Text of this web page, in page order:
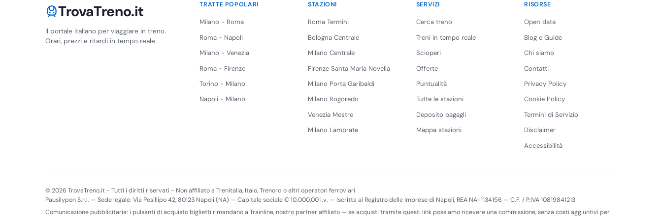
TrovaTreno.it
Il portale italiano per viaggiare in treno.
Orari, prezzi e ritardi in tempo reale.
TRATTE POPOLARI
Milano - Roma
Roma - Napoli
Milano - Venezia
Roma - Firenze
Torino - Milano
Napoli - Milano
STAZIONI
Roma Termini
Bologna Centrale
Milano Centrale
Firenze Santa Maria Novella
Milano Porta Garibaldi
Milano Rogoredo
Venezia Mestre
Milano Lambrate
SERVIZI
Cerca treno
Treni in tempo reale
Scioperi
Offerte
Puntualità
Tutte le stazioni
Deposito bagagli
Mappa stazioni
RISORSE
Open data
Blog e Guide
Chi siamo
Contatti
Privacy Policy
Cookie Policy
Termini di Servizio
Disclaimer
Accessibilità
© 2026 TrovaTreno.it - Tutti i diritti riservati - Non affiliato a Trenitalia, Italo, Trenord o altri operatori ferroviari
Pausilypon S.r.l. — Sede legale: Via Posillipo 42, 80123 Napoli (NA) — Capitale sociale € 10.000,00 i.v. — Iscritta al Registro delle Imprese di Napoli, REA NA-1134156 — C.F. / P.IVA 10819841213
Comunicazione pubblicitaria: i pulsanti di acquisto biglietti rimandano a Trainline, nostro partner affiliato — se acquisti tramite questi link possiamo ricevere una commissione, senza costi aggiuntivi per